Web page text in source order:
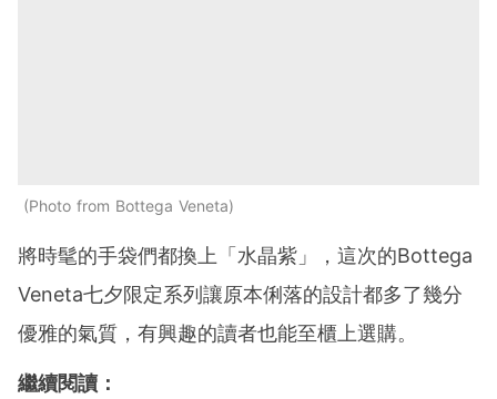
Photo from Bottega Veneta
將時髦的手袋們都換上「水晶紫」，這次的Bottega
Veneta七夕限定系列讓原本俐落的設計都多了幾分
優雅的氣質，有興趣的讀者也能至櫃上選購。
繼續閱讀：